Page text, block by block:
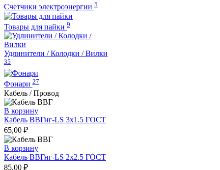
Счетчики электроэнергии 5
Товары для пайки 9
Удлинители / Колодки / Вилки
35
Фонари 27
Кабель / Провод
В корзину
Кабель ВВГнг-LS 3х1.5 ГОСТ
65,00 ₽
В корзину
Кабель ВВГнг-LS 2х2.5 ГОСТ
85,00 ₽